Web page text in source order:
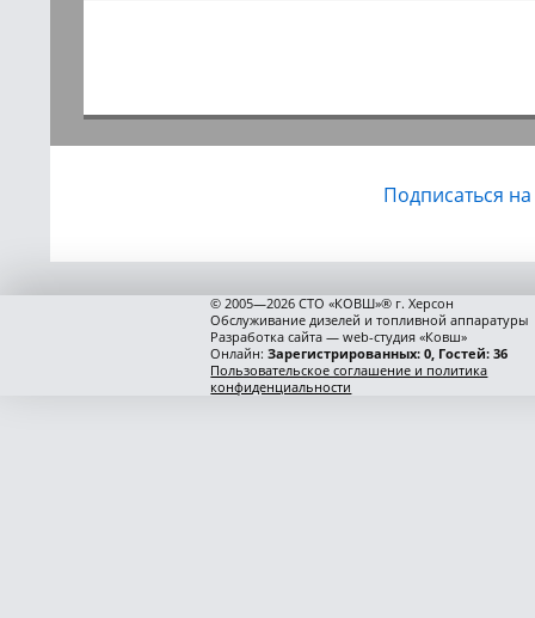
Подписаться
© 2005—2026 СТО «КОВШ»® г. Херсон
Обслуживание дизелей и топливной аппаратуры
Разработка сайта — web-студия «Ковш»
Онлайн:Зарегистрированных: 0, Гостей: 36
Пользовательское соглашение и политика
конфиденциальности